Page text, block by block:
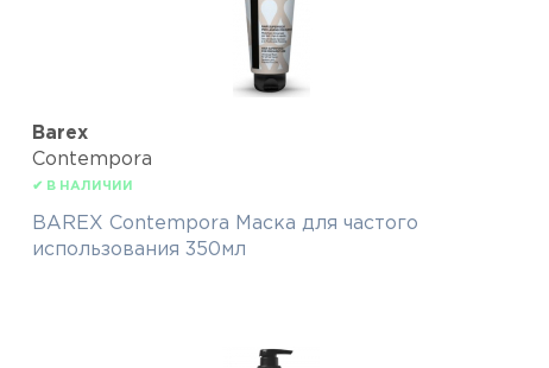
Barex
Contempora
✔ В НАЛИЧИИ
BAREX Contempora Маска для частого
использования 350мл